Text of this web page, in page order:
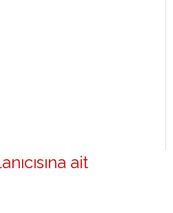
ait